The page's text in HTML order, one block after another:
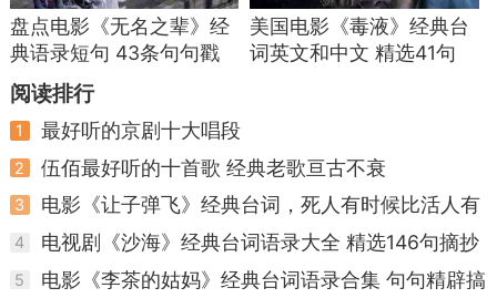
谁是真正的“C位”？
硬要排名，很多人会把《陋室铭》排第一。
简洁有力、淡泊宁静，特别适合快节奏时代的
盘点电影《无名之辈》经
典语录短句 43条句句戳
心！
美国电影《毒液》经典台
词英文和中文 精选41句
阅读排行
1 最好听的京剧十大唱段
2 伍佰最好听的十首歌 经典老歌亘古不衰
3
电影《让子弹飞》经典台词，死人有时候比活人有
4 电视剧《沙海》经典台词语录大全 精选146句摘抄
5
电影《李茶的姑妈》经典台词语录合集 句句精辟搞